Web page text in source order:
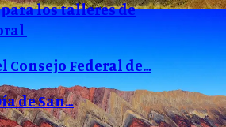
los talleres de
Consejo Federal de…
de San…